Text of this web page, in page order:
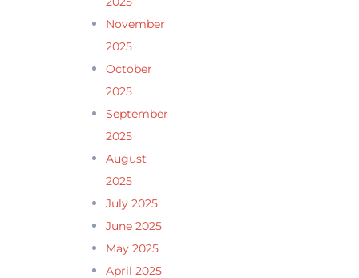
November
2025
October
2025
September
2025
August
2025
July 2025
June 2025
May 2025
April 2025